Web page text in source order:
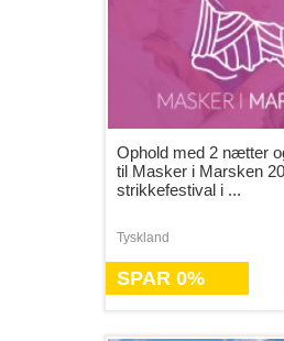
Ophold med 2 nætter
til Masker i Marsken
strikkefestival i ...
Tyskland
SPAR 0%